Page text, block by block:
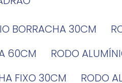
BORRACHA 30CM
60CM
RODO
FIXO 30CM
RODO